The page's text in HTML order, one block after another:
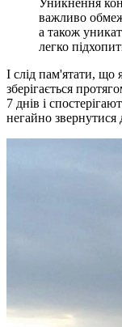
Уникнення
важливо
а також
легко
І слід пам'ятати, що
зберігається
7 днів і
негайно звернутися